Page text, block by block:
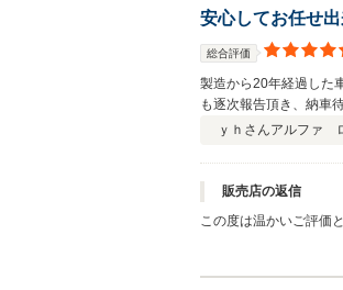
安心してお任せ
総合評価
製造から20年経過した
も逐次報告頂き、納車
ｙｈさんアルファ
販売店の返信
この度は温かいご評価と嬉しい口コミをいただき誠に